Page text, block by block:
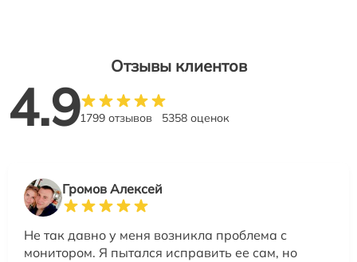
Отзывы клиентов
4.91799 отзывов 5358 оценок
Громов Алексей
Не так давно у меня возникла проблема с
монитором. Я пытался исправить ее сам, но